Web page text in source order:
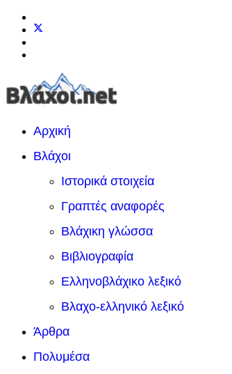
Αρχική
Βλάχοι
Ιστορικά στοιχεία
Γραπτές αναφορές
Βλάχικη γλώσσα
Βιβλιογραφία
Ελληνοβλάχικο λεξικό
Βλαχο-ελληνικό λεξικό
Άρθρα
Πολυμέσα